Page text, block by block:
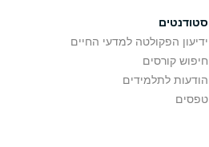
סטודנטים
ידיעון הפקולטה למדעי החיים
חיפוש קורסים
הודעות לתלמידים
טפסים